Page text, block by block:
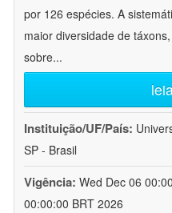
por 126 espécies. A
maior diversidade de
sobre...
Instituição/UF/País:
SP - Brasil
Vigência: Wed Dec 06
00:00:00 BRT 2026